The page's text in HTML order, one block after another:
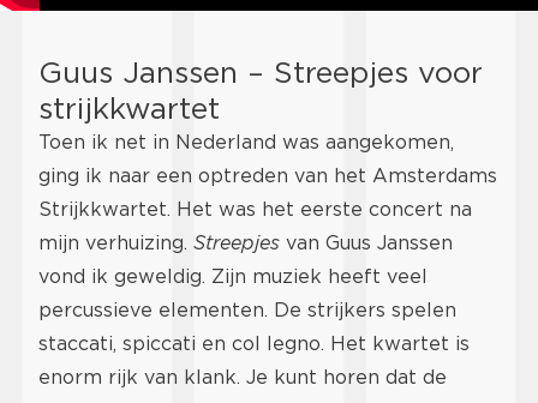
Guus Janssen – Streepjes voor
strijkkwartet
Toen ik net in Nederland was aangekomen,
ging ik naar een optreden van het Amsterdams
Strijkkwartet. Het was het eerste concert na
mijn verhuizing. Streepjes van Guus Janssen
vond ik geweldig. Zijn muziek heeft veel
percussieve elementen. De strijkers spelen
staccati, spiccati en col legno. Het kwartet is
enorm rijk van klank. Je kunt horen dat de